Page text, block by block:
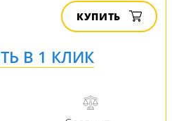
КУПИТЬ